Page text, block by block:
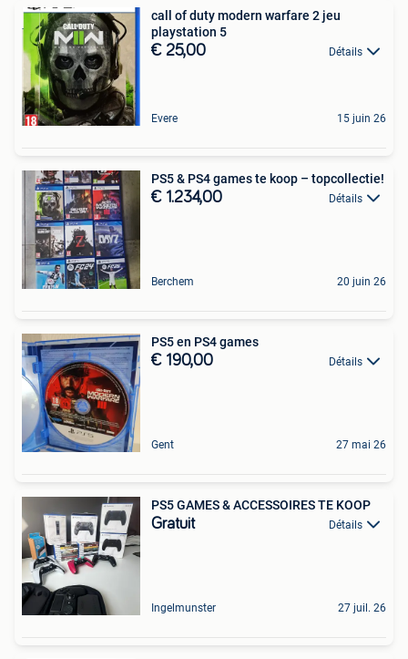
call of duty modern warfare 2 jeu
playstation 5
€ 25,00 Détails
Evere 15 juin 26
PS5 & PS4 games te koop – topcollectie!
€ 1.234,00 Détails
Berchem 20 juin 26
PS5 en PS4 games
€ 190,00 Détails
Gent 27 mai 26
PS5 GAMES & ACCESSOIRES TE KOOP
Gratuit Détails
Ingelmunster 27 juil. 26